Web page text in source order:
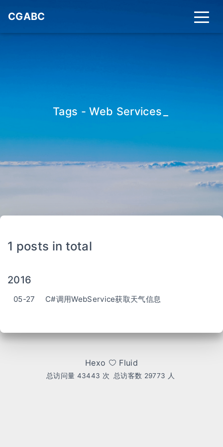
CGABC
Tags - Web Services
1 posts in total
2016
05-27 C#调用WebService获取天气信息
Hexo Fluid
总访问量 43443 次 总访客数 29773 人